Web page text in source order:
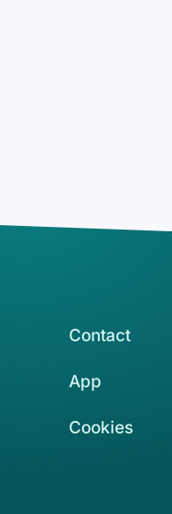
Contact
App
Cookies